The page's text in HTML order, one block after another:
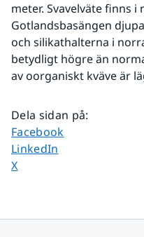
meter. Svavelväte finns i
Gotlandsbasängen
och silikathalterna i
betydligt högre än
av oorganiskt kväve är
Dela sidan på:
Dela sidan på
Facebook
Dela sidan på
LinkedIn
Dela sidan på
X